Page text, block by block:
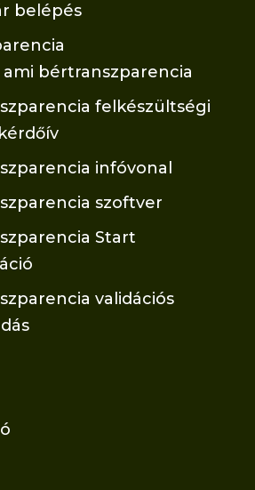
belépés
bértranszparencia
felkészültségi
infóvonal
szoftver
Start
validációs